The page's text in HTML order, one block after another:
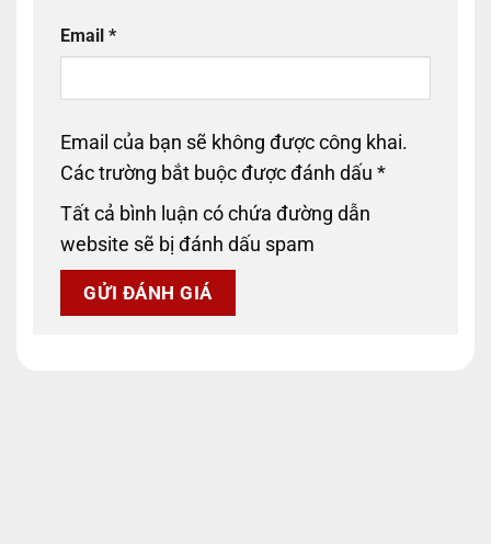
Email *
Email của bạn sẽ không được công khai.
Các trường bắt buộc được đánh dấu *
Tất cả bình luận có chứa đường dẫn
website sẽ bị đánh dấu spam